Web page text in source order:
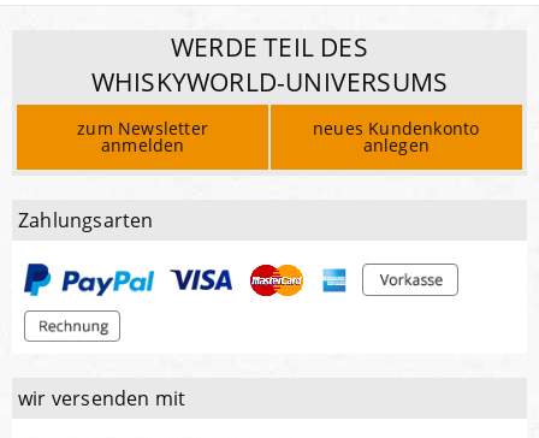
WERDE TEIL DES
WHISKYWORLD-UNIVERSUMS
zum Newsletter
anmelden
neues Kundenkonto
anlegen
Zahlungsarten
wir versenden mit